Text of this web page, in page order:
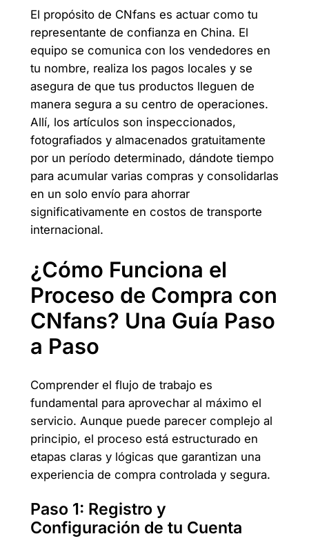
El propósito de CNfans es actuar como tu
representante de confianza en China. El
equipo se comunica con los vendedores en
tu nombre, realiza los pagos locales y se
asegura de que tus productos lleguen de
manera segura a su centro de operaciones.
Allí, los artículos son inspeccionados,
fotografiados y almacenados gratuitamente
por un período determinado, dándote tiempo
para acumular varias compras y consolidarlas
en un solo envío para ahorrar
significativamente en costos de transporte
internacional.
¿Cómo Funciona el
Proceso de Compra con
CNfans? Una Guía Paso
a Paso
Comprender el flujo de trabajo es
fundamental para aprovechar al máximo el
servicio. Aunque puede parecer complejo al
principio, el proceso está estructurado en
etapas claras y lógicas que garantizan una
experiencia de compra controlada y segura.
Paso 1: Registro y
Configuración de tu Cuenta